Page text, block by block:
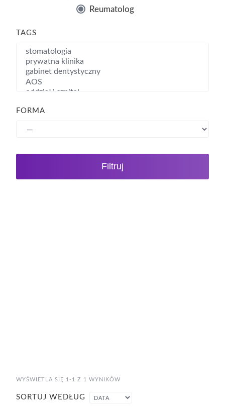
Reumatolog
TAGS
FORMA
Filtruj
WYŚWIETLA SIĘ 1-1 Z 1 WYNIKÓW
SORTUJ WEDŁUG